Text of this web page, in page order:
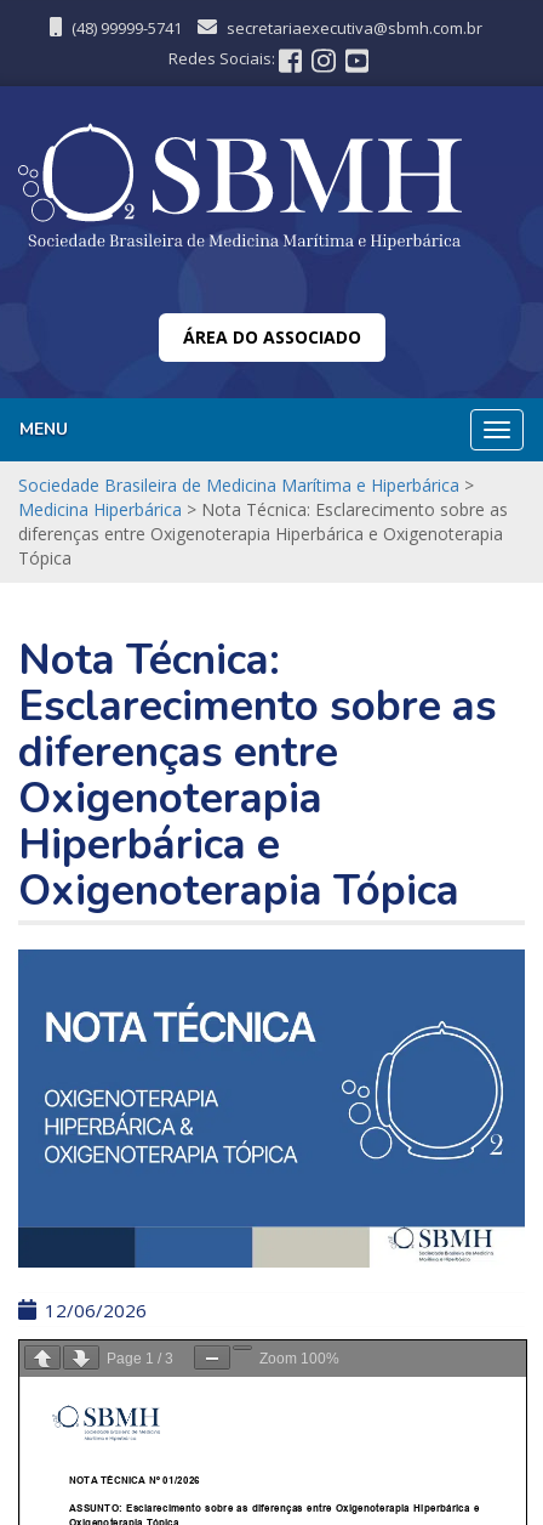
(48) 99999-5741
secretariaexecutiva@sbmh.com.br
Redes Sociais:
ÁREA DO ASSOCIADO
MENU
Sociedade Brasileira de Medicina Marítima e Hiperbárica >
Medicina Hiperbárica > Nota Técnica: Esclarecimento sobre as
diferenças entre Oxigenoterapia Hiperbárica e Oxigenoterapia
Tópica
Nota Técnica:
Esclarecimento sobre as
diferenças entre
Oxigenoterapia
Hiperbárica e
Oxigenoterapia Tópica
12/06/2026
Page 1 / 3 Zoom 100%